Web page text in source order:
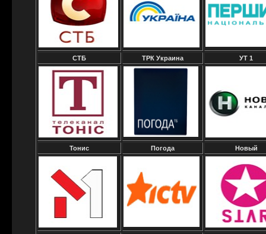
СТБ ТРК Украина УТ 1
Тонис Погода Новый